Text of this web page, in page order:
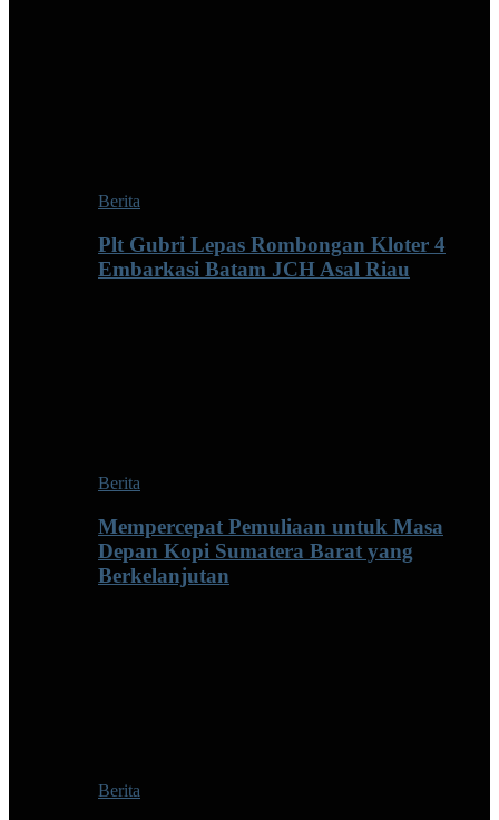
Berita
Plt Gubri Lepas Rombongan Kloter 4
Embarkasi Batam JCH Asal Riau
Berita
Mempercepat Pemuliaan untuk Masa
Depan Kopi Sumatera Barat yang
Berkelanjutan
Berita